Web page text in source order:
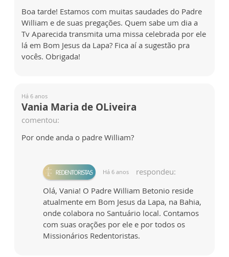
Boa tarde! Estamos com muitas saudades do Padre
William e de suas pregações. Quem sabe um dia a
Tv Aparecida transmita uma missa celebrada por ele
lá em Bom Jesus da Lapa? Fica aí a sugestão pra
vocês. Obrigada!
Há 6 anos
Vania Maria de OLiveira
comentou:
Por onde anda o padre William?
Há 6 anos
respondeu:
Olá, Vania! O Padre William Betonio reside
atualmente em Bom Jesus da Lapa, na Bahia,
onde colabora no Santuário local. Contamos
com suas orações por ele e por todos os
Missionários Redentoristas.